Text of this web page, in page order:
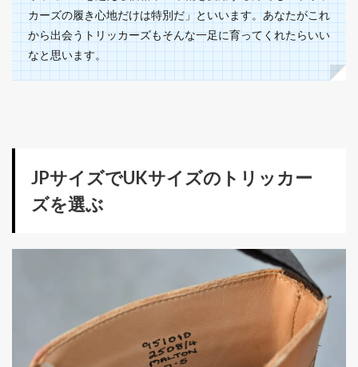
カーズの履き心地だけは特別だ」といいます。あなたがこれ
から出会うトリッカーズもそんな一足に育ってくれたらいい
なと思います。
JPサイズでUKサイズのトリッカー
ズを選ぶ